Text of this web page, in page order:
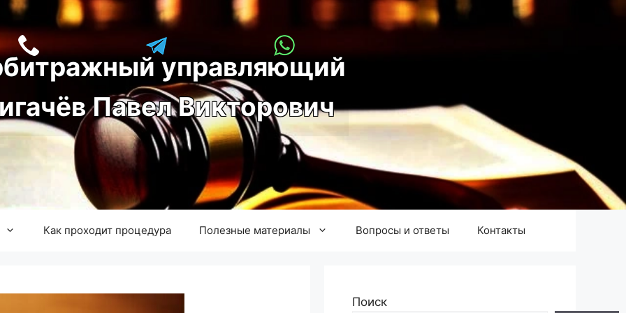
управляющий
игачёв Павел Викторович
Как проходит процедура Полезные материалы Вопросы и ответы Контакты
Поиск